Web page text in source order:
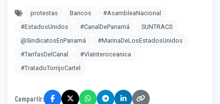
protestas Bancos
#AsambleaNacional
#EstadosUnidos
#CanalDePanamá
SUNTRACS
@SindicatosEnPanamá
#MarinaDeLosEstadosUnidos
#TarifasDelCanal
#VíaInteroceanica
#TratadoTorrijoCartel
Compartir: